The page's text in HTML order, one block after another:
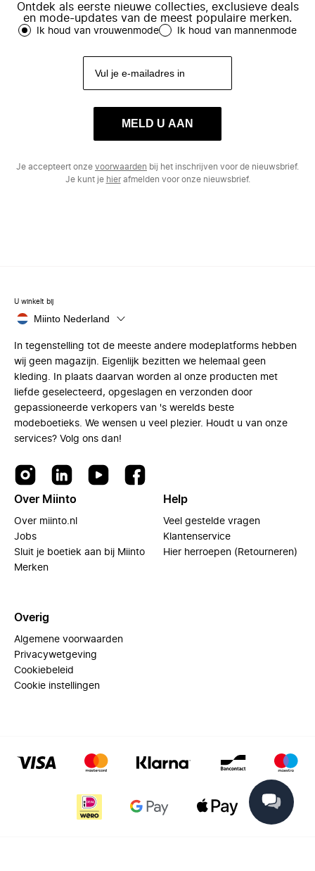
Ontdek als eerste nieuwe collecties, exclusieve deals
en mode-updates van de meest populaire merken.
Ik houd van vrouwenmode Ik houd van mannenmode
MELD U AAN
Je accepteert onze voorwaarden bij het inschrijven voor de nieuwsbrief.
Je kunt je hierafmelden voor onze nieuwsbrief.
U winkelt bij
Miinto Nederland
In tegenstelling tot de meeste andere modeplatforms hebben
wij geen magazijn. Eigenlijk bezitten we helemaal geen
kleding. In plaats daarvan worden al onze producten met
liefde geselecteerd, opgeslagen en verzonden door
gepassioneerde verkopers van 's werelds beste
modeboetieks. We wensen u veel plezier. Houdt u van onze
services? Volg ons dan!
Over Miinto
Over miinto.nl
Jobs
Sluit je boetiek aan bij Miinto
Merken
Help
Veel gestelde vragen
Klantenservice
Hier herroepen (Retourneren)
Overig
Algemene voorwaarden
Privacywetgeving
Cookiebeleid
Cookie instellingen